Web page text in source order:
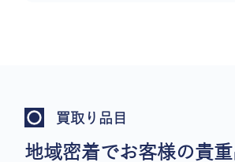
買取り品目
地域密着でお客様の貴